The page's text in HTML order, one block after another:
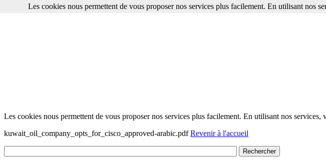
Les cookies nous permettent de vous proposer nos services plus facilement. En utilisant nos
kuwait_oil_company_opts_for_cisco_approved-arabic.pdfRevenir à l'accueil
Les cookies nous permettent de vous proposer nos services plus facilement. En utilisant nos